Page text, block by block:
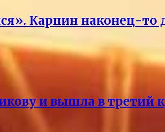
Карпин наконец-то
и вышла в третий